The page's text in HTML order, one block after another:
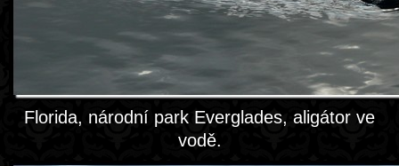
Florida, národní park Everglades, aligátor ve
vodě.